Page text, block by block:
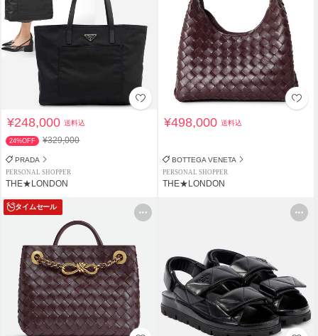
¥248,000送料込
24%OFF ¥329,000
PRADA
PERSONAL SHOPPER
THE★LONDON
¥498,000送料込
BOTTEGA VENETA
PERSONAL SHOPPER
THE★LONDON
タイムセール